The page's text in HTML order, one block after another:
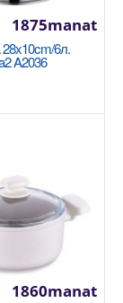
A2953
с
6л.
A2036
1875manat
1860manat